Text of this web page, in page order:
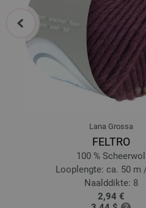
Lana Grossa
FELTRO
100 % Scheerwol
Looplengte: ca. 50 m
Naalddikte: 8
2,94 €
prev